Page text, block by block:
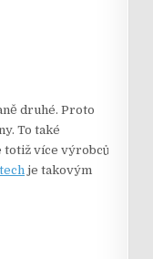
druhé. Proto
To také
totiž více výrobců
je takovým